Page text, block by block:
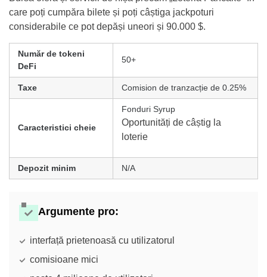
care poți cumpăra bilete și poți câștiga jackpoturi
considerabile ce pot depăși uneori și 90.000 $.
Număr de tokeni
DeFi
50+
Taxe Comision de tranzacție de 0.25%
Caracteristici cheie
Fonduri Syrup
Oportunități de câștig la
loterie
Depozit minim N/A
Argumente pro:
interfață prietenoasă cu utilizatorul
comisioane mici